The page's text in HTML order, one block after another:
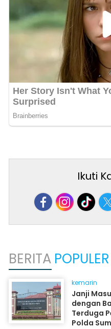
Ikuti
BERITA POPULER
kemarin
Janji
dengan
Terduga
Polda